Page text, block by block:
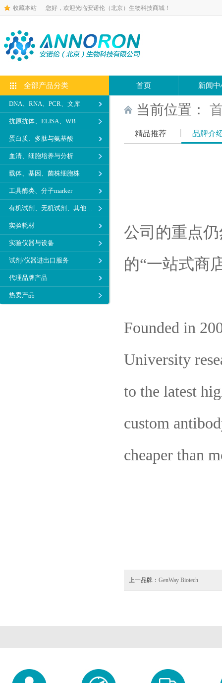
收藏本站 您好，欢迎光临安诺伦（北京）生物科技商城！
全部产品分类
DNA、RNA、PCR、文库
抗原抗体、ELISA、WB
蛋白质、多肽与氨基酸
血清、细胞培养与分析
载体、基因、菌株细胞株
工具酶类、分子marker
有机试剂、无机试剂、其他生化试剂
实验耗材
实验仪器与设备
试剂/仪器进出口服务
代理品牌产品
热卖产品
首页 新闻中
当前位置：
精品推荐 品牌介
公司的重点
的“一站式商
Founded in
University
to the latest
custom
cheaper than
上一品牌： GenWay Biotech